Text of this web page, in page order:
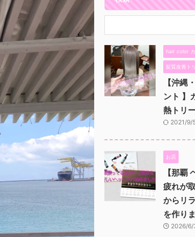
hair color
髪質改善ト
【沖縄
ント 】
熱トリ
2021/9/
お店
【那覇
疲れが
からリ
を作り
2026/6/